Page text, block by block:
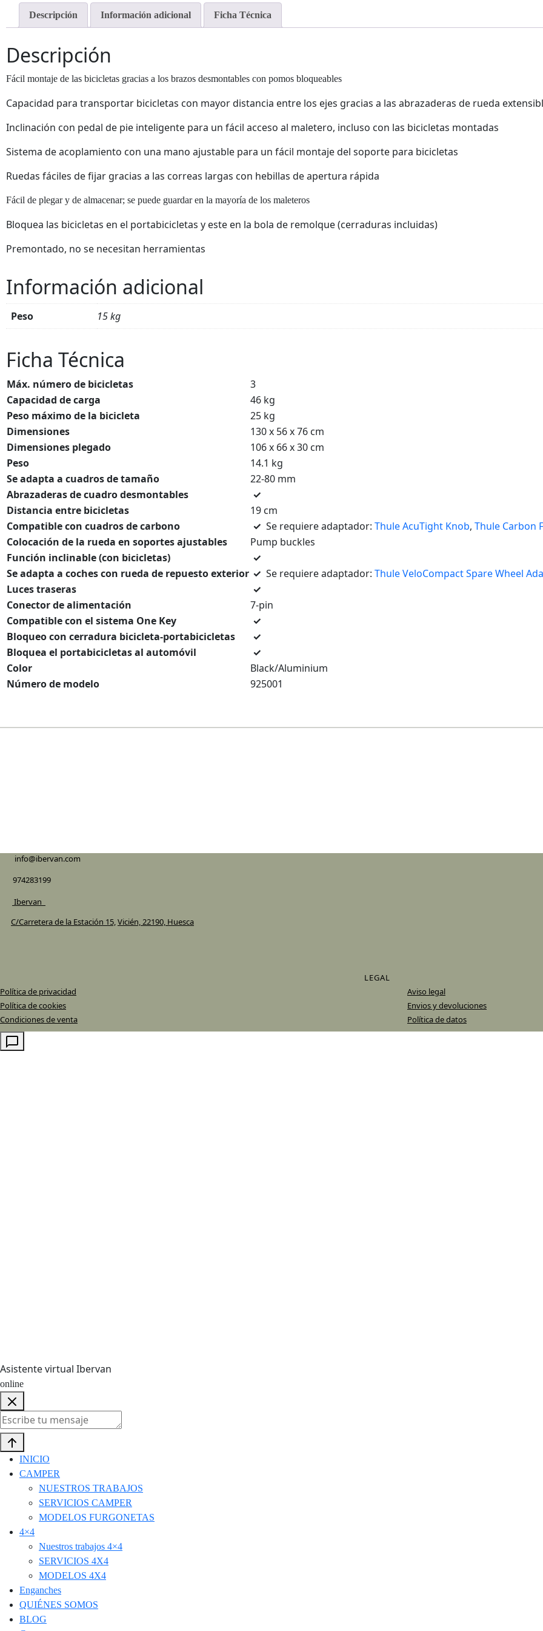
Descripción Información adicional Ficha Técnica
Descripción
Fácil montaje de las bicicletas gracias a los brazos desmontables con pomos bloqueables
Capacidad para transportar bicicletas con mayor distancia entre los ejes gracias a las abrazaderas de rueda
Inclinación con pedal de pie inteligente para un fácil acceso al maletero, incluso con las bicicletas montadas
Sistema de acoplamiento con una mano ajustable para un fácil montaje del soporte para bicicletas
Ruedas fáciles de fijar gracias a las correas largas con hebillas de apertura rápida
Fácil de plegar y de almacenar; se puede guardar en la mayoría de los maleteros
Bloquea las bicicletas en el portabicicletas y este en la bola de remolque (cerraduras incluidas)
Premontado, no se necesitan herramientas
Información adicional
Peso 15 kg
Ficha Técnica
Máx. número de bicicletas
3
Capacidad de carga
46 kg
Peso máximo de la bicicleta
25 kg
Dimensiones
130 x 56 x 76 cm
Dimensiones plegado
106 x 66 x 30 cm
Peso
14.1 kg
Se adapta a cuadros de tamaño
22-80 mm
Abrazaderas de cuadro desmontables
✓
Distancia entre bicicletas
19 cm
Compatible con cuadros de carbono
✓ Se requiere adaptador: Thule AcuTight Knob, Thule Carbon
Colocación de la rueda en soportes ajustables
Pump buckles
Función inclinable (con bicicletas)
✓
Se adapta a coches con rueda de repuesto exterior ✓ Se requiere adaptador: Thule VeloCompact Spare Wheel
Luces traseras
✓
Conector de alimentación
7-pin
Compatible con el sistema One Key
✓
Bloqueo con cerradura bicicleta-portabicicletas
✓
Bloquea el portabicicletas al automóvil
✓
Color
Black/Aluminium
Número de modelo
925001
info@ibervan.com
974283199
Ibervan_
C/Carretera de la Estación 15,Vicién, 22190, Huesca
LEGAL
Política de privacidad
Política de cookies
Condiciones de venta
Aviso legal
Envios y devoluciones
Política de datos
Asistente virtual Ibervan
online
INICIO
CAMPER
NUESTROS TRABAJOS
SERVICIOS CAMPER
MODELOS FURGONETAS
4×4
Nuestros trabajos 4×4
SERVICIOS 4X4
MODELOS 4X4
Enganches
QUIÉNES SOMOS
BLOG